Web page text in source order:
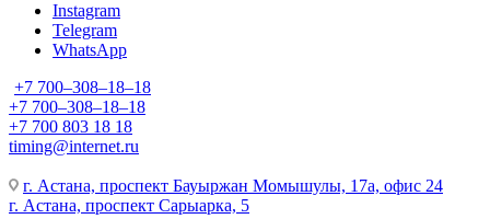
Instagram
Telegram
WhatsApp
+7 700‒308‒18‒18
+7 700‒308‒18‒18
+7 700 803 18 18
timing@internet.ru
г. Астана, проспект Бауыржан Момышулы, 17а, офис 24
г. Астана, проспект Сарыарка, 5